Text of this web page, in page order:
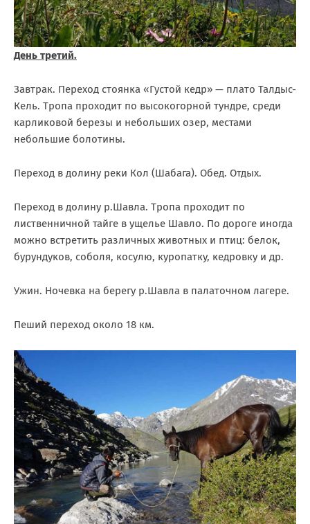
День третий.
Завтрак. Переход стоянка «Густой кедр» — плато Талдыс-
Кель. Тропа проходит по высокогорной тундре, среди
карликовой березы и небольших озер, местами
небольшие болотины.
Переход в долину реки Кол (Шабага). Обед. Отдых.
Переход в долину р.Шавла. Тропа проходит по
лиственничной тайге в ущелье Шавло. По дороге иногда
можно встретить различных животных и птиц: белок,
бурундуков, соболя, косулю, куропатку, кедровку и др.
Ужин. Ночевка на берегу р.Шавла в палаточном лагере.
Пеший переход около 18 км.